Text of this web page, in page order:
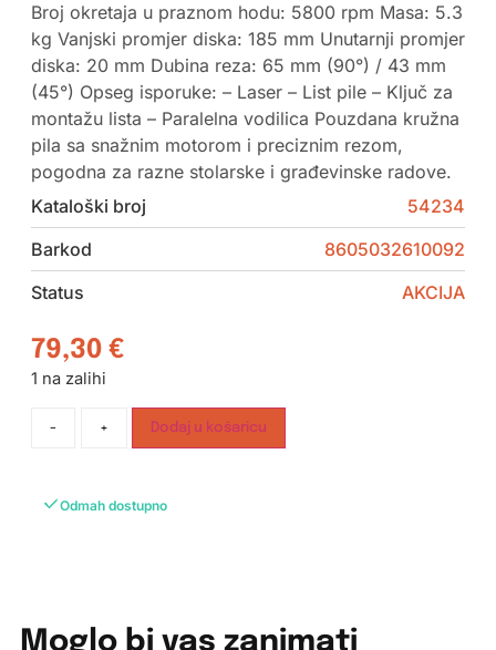
Broj okretaja u praznom hodu: 5800 rpm Masa: 5.3
kg Vanjski promjer diska: 185 mm Unutarnji promjer
diska: 20 mm Dubina reza: 65 mm (90°) / 43 mm
(45°) Opseg isporuke: – Laser – List pile – Ključ za
montažu lista – Paralelna vodilica Pouzdana kružna
pila sa snažnim motorom i preciznim rezom,
pogodna za razne stolarske i građevinske radove.
Kataloški broj
54234
Barkod
8605032610092
Status
AKCIJA
79,30 €
1 na zalihi
- + Dodaj u košaricu
Odmah dostupno
Moglo bi vas zanimati